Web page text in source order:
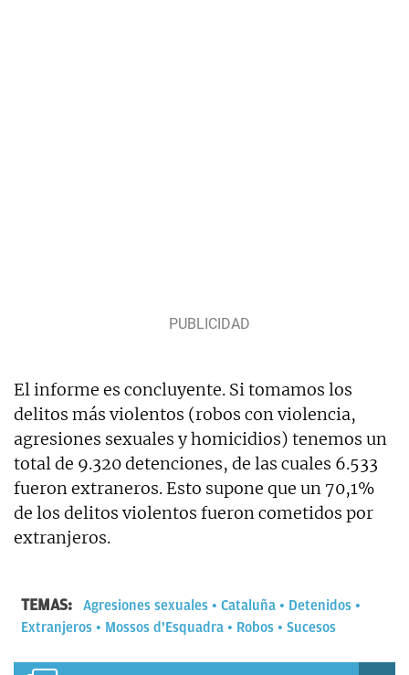
El informe es concluyente. Si tomamos los
delitos más violentos (robos con violencia,
agresiones sexuales y homicidios) tenemos un
total de 9.320 detenciones, de las cuales 6.533
fueron extraneros. Esto supone que un 70,1%
de los delitos violentos fueron cometidos por
extranjeros.
TEMAS: Agresiones sexuales Cataluña
Detenidos
Extranjeros
Mossos d'Esquadra Robos Sucesos